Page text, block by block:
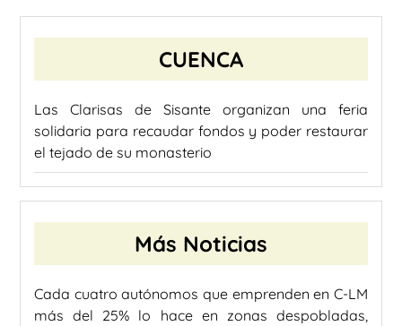
CUENCA
Las Clarisas de Sisante organizan una feria
solidaria para recaudar fondos y poder restaurar
el tejado de su monasterio
Más Noticias
Cada cuatro autónomos que emprenden en C-LM
más del 25% lo hace en zonas despobladas,